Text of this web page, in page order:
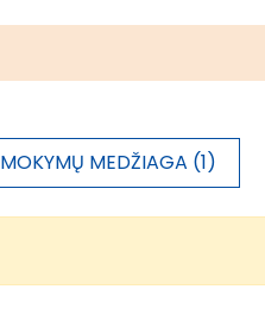
MOKYMŲ MEDŽIAGA (1)